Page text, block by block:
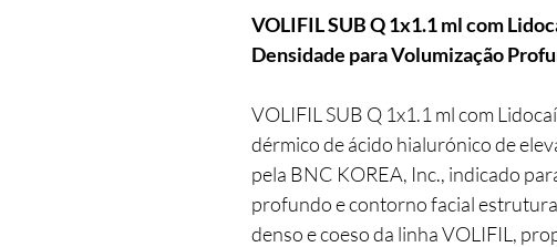
VOLIFIL SUB Q 1x1.1 ml com
Densidade para Volumização
VOLIFIL SUB Q 1x1.1 ml com
dérmico de ácido hialurónico de
pela BNC KOREA, Inc., indicado
profundo e contorno facial
denso e coeso da linha VOLIFIL,